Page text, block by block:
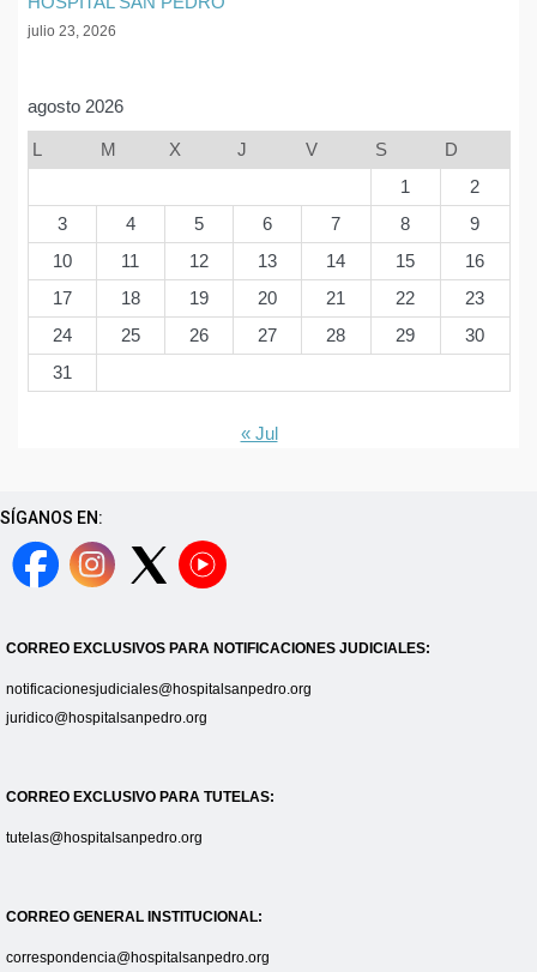
julio 23, 2026
agosto 2026
L M X J V S
D
1
2
3
4 5 6 7 8
9
10
11 12 13 14 15
16
17
18 19 20 21 22
23
24
25 26 27 28 29
30
31
« Jul
SÍGANOS EN:
CORREO EXCLUSIVOS PARA NOTIFICACIONES JUDICIALES:
notificacionesjudiciales@hospitalsanpedro.org
juridico@hospitalsanpedro.org
CORREO EXCLUSIVO PARA TUTELAS:
tutelas@hospitalsanpedro.org
CORREO GENERAL INSTITUCIONAL:
correspondencia@hospitalsanpedro.org